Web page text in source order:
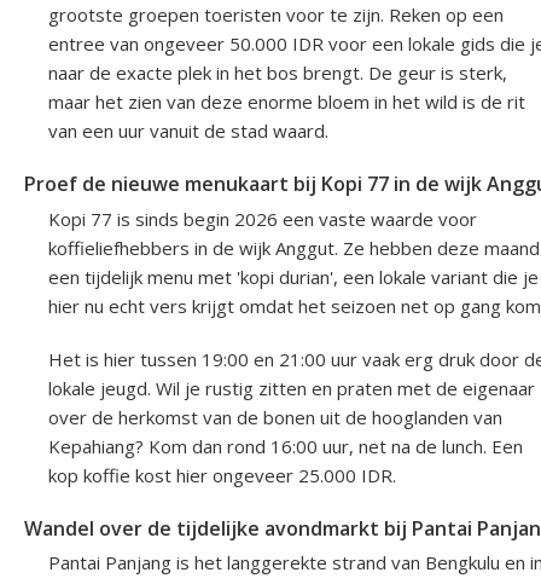
grootste groepen toeristen voor te zijn. Reken op een
entree van ongeveer 50.000 IDR voor een lokale gids die
naar de exacte plek in het bos brengt. De geur is sterk,
maar het zien van deze enorme bloem in het wild is de rit
van een uur vanuit de stad waard.
Proef de nieuwe menukaart bij Kopi 77 in de wijk
Kopi 77 is sinds begin 2026 een vaste waarde voor
koffieliefhebbers in de wijk Anggut. Ze hebben deze maand
een tijdelijk menu met 'kopi durian', een lokale variant die je
hier nu echt vers krijgt omdat het seizoen net op gang
Het is hier tussen 19:00 en 21:00 uur vaak erg druk door
lokale jeugd. Wil je rustig zitten en praten met de eigenaar
over de herkomst van de bonen uit de hooglanden van
Kepahiang? Kom dan rond 16:00 uur, net na de lunch. Een
kop koffie kost hier ongeveer 25.000 IDR.
Wandel over de tijdelijke avondmarkt bij Pantai
Pantai Panjang is het langgerekte strand van Bengkulu en